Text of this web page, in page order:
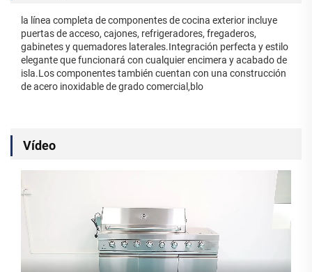
la línea completa de componentes de cocina exterior incluye
puertas de acceso, cajones, refrigeradores, fregaderos,
gabinetes y quemadores laterales.Integración perfecta y estilo
elegante que funcionará con cualquier encimera y acabado de
isla.Los componentes también cuentan con una construcción
de acero inoxidable de grado comercial,blo
Vídeo